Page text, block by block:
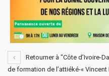
Retourner à "Côte d’Ivoire-
de formation de l’attiéké-«